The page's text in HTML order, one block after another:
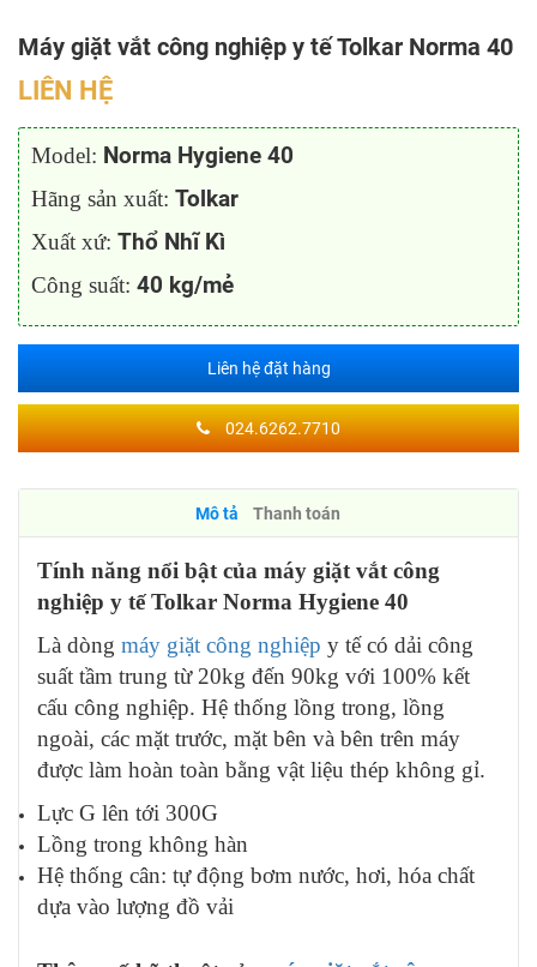
Máy giặt vắt công nghiệp y tế Tolkar Norma 40
LIÊN HỆ
Model: Norma Hygiene 40
Hãng sản xuất: Tolkar
Xuất xứ: Thổ Nhĩ Kì
Công suất: 40 kg/mẻ
Liên hệ đặt hàng
024.6262.7710
Mô tả Thanh toán
Tính năng nổi bật của máy giặt vắt công
nghiệp y tế Tolkar Norma Hygiene 40
Là dòng máy giặt công nghiệp y tế có dải công
suất tầm trung từ 20kg đến 90kg với 100% kết
cấu công nghiệp. Hệ thống lồng trong, lồng
ngoài, các mặt trước, mặt bên và bên trên máy
được làm hoàn toàn bằng vật liệu thép không gỉ.
Lực G lên tới 300G
Lồng trong không hàn
Hệ thống cân: tự động bơm nước, hơi, hóa chất
dựa vào lượng đồ vải